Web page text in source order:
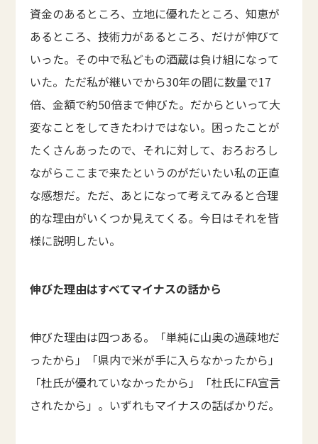
資金のあるところ、立地に優れたところ、知恵が
あるところ、技術力があるところ、だけが伸びて
いった。その中で私どもの酒蔵は負け組になって
いた。ただ私が継いでから30年の間に数量で17
倍、金額で約50倍まで伸びた。だからといって大
変なことをしてきたわけではない。困ったことが
たくさんあったので、それに対して、おろおろし
ながらここまで来たというのがだいたい私の正直
な感想だ。ただ、あとになって考えてみると合理
的な理由がいくつか見えてくる。今日はそれを皆
様に説明したい。
伸びた理由はすべてマイナスの話から
伸びた理由は四つある。「単純に山奥の過疎地だ
ったから」「県内で米が手に入らなかったから」
「杜氏が優れていなかったから」「杜氏にFA宣言
されたから」。いずれもマイナスの話ばかりだ。